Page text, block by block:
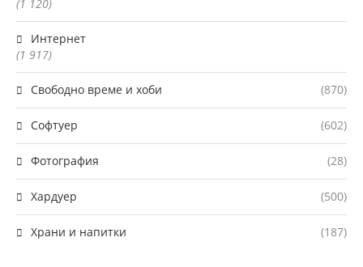
(1 120)
Интернет
(1 917)
Свободно време и хоби (870)
Софтуер (602)
Фотография (28)
Хардуер (500)
Храни и напитки (187)